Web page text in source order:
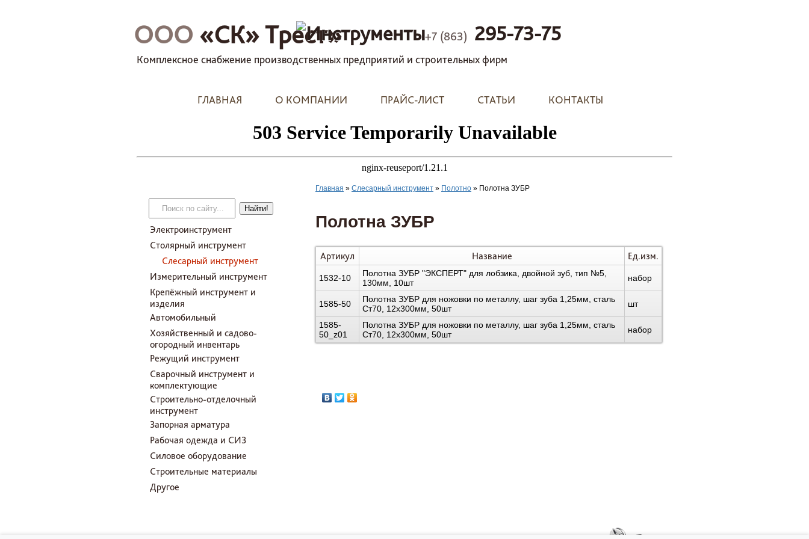
ООО «СК» Трест»
Комплексное снабжение производственных предприятий и строительных фирм
+7 (863) 295-73-75
ГЛАВНАЯ О КОМПАНИИ ПРАЙС-ЛИСТ СТАТЬИ КОНТАКТЫ
Электроинструмент
Столярный инструмент
Слесарный инструмент
Измерительный инструмент
Крепёжный инструмент и
изделия
Автомобильный
Хозяйственный и садово-
огородный инвентарь
Режущий инструмент
Сварочный инструмент и
комплектующие
Строительно-отделочный
инструмент
Запорная арматура
Рабочая одежда и СИЗ
Силовое оборудование
Строительные материалы
Другое
Главная » Слесарный инструмент » Полотно » Полотна ЗУБР
Полотна ЗУБР
Артикул Название Ед.изм.
1532-10
Полотна ЗУБР "ЭКСПЕРТ" для лобзика, двойной зуб, тип №5,
130мм, 10шт
набор
1585-50
Полотна ЗУБР для ножовки по металлу, шаг зуба 1,25мм, сталь
Ст70, 12x300мм, 50шт
шт
1585-
50_z01
Полотна ЗУБР для ножовки по металлу, шаг зуба 1,25мм, сталь
Ст70, 12x300мм, 50шт
набор